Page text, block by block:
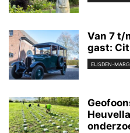
Van 7 t/
gast:
EIJSDEN-